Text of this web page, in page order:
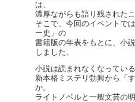
は、
濃厚ながらも語り残された
そこで、今回のイベントで
ー史」の
書籍版の年表をもとに、小
しました。
小説は読まれなくなってい
新本格ミステリ勃興から「
か。
ライトノベルと一般文芸の